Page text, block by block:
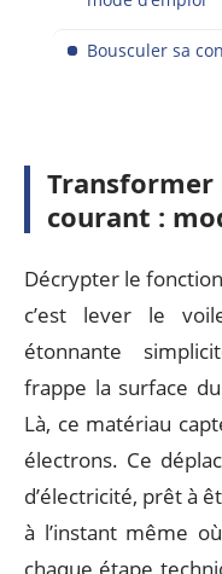
Bousculer sa
courant :
Décrypter le
c’est lever le
étonnante
frappe la surface
Là, ce matériau
électrons. Ce
d’électricité, prêt à
à l’instant même
chaque étape